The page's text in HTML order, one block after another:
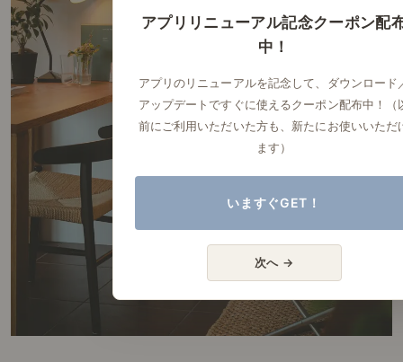
アプリリニューアル記念クーポン配
中！
アプリのリニューアルを記念して、ダウンロード
アップデートですぐに使えるクーポン配布中！（
前にご利用いただいた方も、新たにお使いいただ
ます）
いますぐGET！
次へ →